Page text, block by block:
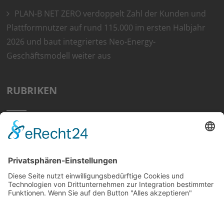
PLAN-B NET ZERO verdoppelt Zahl der Kunden und
Plattformnutzer auf rund 115.000 im ersten Halbjahr
2026 und baut integriertes Neo-Energy-
Geschäftsmodell weiter aus
RUBRIKEN
Home
Tipps
Wissen